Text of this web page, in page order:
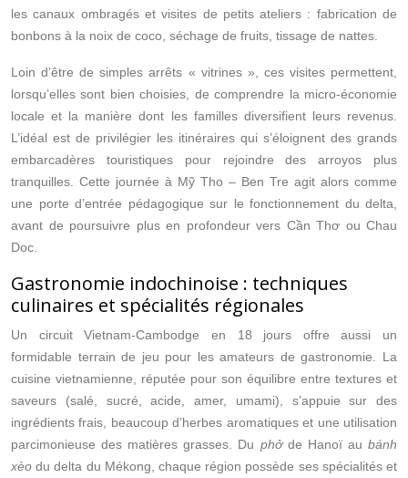
les canaux ombragés et visites de petits ateliers : fabrication de
bonbons à la noix de coco, séchage de fruits, tissage de nattes.
Loin d’être de simples arrêts « vitrines », ces visites permettent,
lorsqu’elles sont bien choisies, de comprendre la micro-économie
locale et la manière dont les familles diversifient leurs revenus.
L’idéal est de privilégier les itinéraires qui s’éloignent des grands
embarcadères touristiques pour rejoindre des arroyos plus
tranquilles. Cette journée à Mỹ Tho – Ben Tre agit alors comme
une porte d’entrée pédagogique sur le fonctionnement du delta,
avant de poursuivre plus en profondeur vers Cần Thơ ou Chau
Doc.
Gastronomie indochinoise : techniques
culinaires et spécialités régionales
Un circuit Vietnam-Cambodge en 18 jours offre aussi un
formidable terrain de jeu pour les amateurs de gastronomie. La
cuisine vietnamienne, réputée pour son équilibre entre textures et
saveurs (salé, sucré, acide, amer, umami), s’appuie sur des
ingrédients frais, beaucoup d’herbes aromatiques et une utilisation
parcimonieuse des matières grasses. Du phởde Hanoï aubánh
xèo du delta du Mékong, chaque région possède ses spécialités et